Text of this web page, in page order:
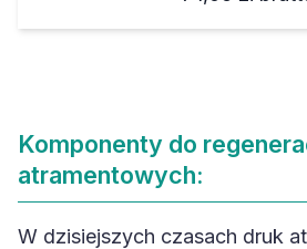
Komponenty do
atramentowych:
W dzisiejszych czasach druk